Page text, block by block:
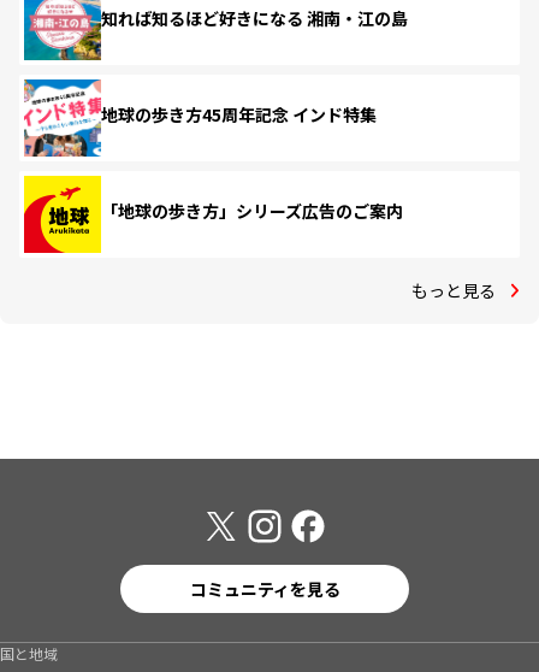
知れば知るほど好きになる 湘南・江の島
地球の歩き方45周年記念 インド特集
「地球の歩き方」シリーズ広告のご案内
もっと見る
コミュニティを見る
国と地域